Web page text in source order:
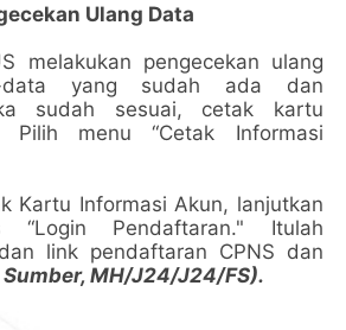
Ulang Data
melakukan pengecekan ulang
data yang sudah ada dan
sudah sesuai, cetak kartu
Pilih menu “Cetak Informasi
Kartu Informasi Akun, lanjutkan
“Login Pendaftaran." Itulah
link pendaftaran CPNS dan
MH/J24/J24/FS).